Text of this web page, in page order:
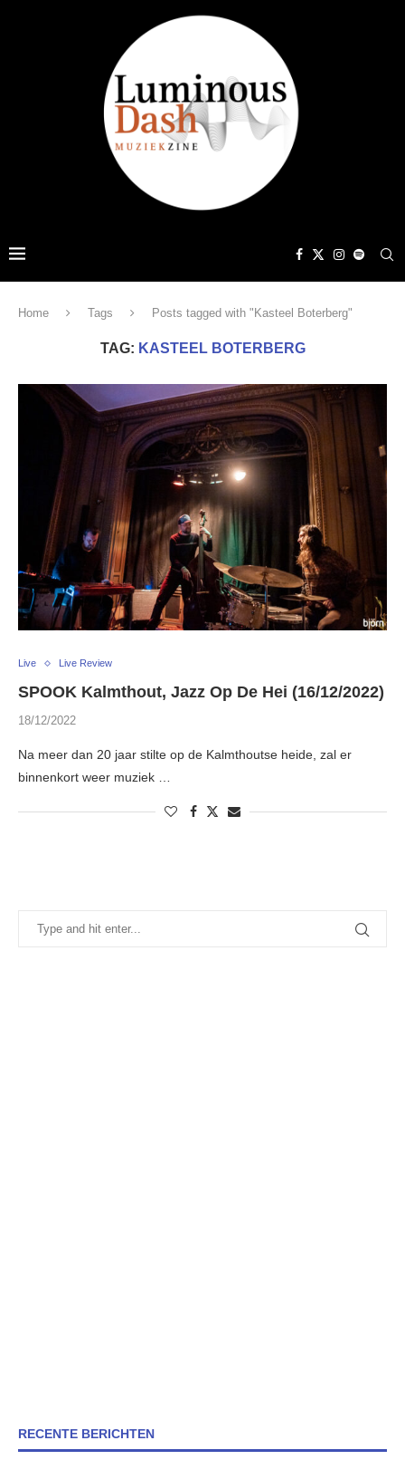
Home Tags Posts tagged with "Kasteel Boterberg"
TAG: KASTEEL BOTERBERG
Live Live Review
SPOOK Kalmthout, Jazz Op De Hei (16/12/2022)
18/12/2022
Na meer dan 20 jaar stilte op de Kalmthoutse heide, zal er
binnenkort weer muziek …
RECENTE BERICHTEN